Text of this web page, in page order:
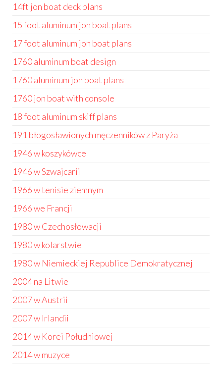
14ft jon boat deck plans
15 foot aluminum jon boat plans
17 foot aluminum jon boat plans
1760 aluminum boat design
1760 aluminum jon boat plans
1760 jon boat with console
18 foot aluminum skiff plans
191 błogosławionych męczenników z Paryża
1946 w koszykówce
1946 w Szwajcarii
1966 w tenisie ziemnym
1966 we Francji
1980 w Czechosłowacji
1980 w kolarstwie
1980 w Niemieckiej Republice Demokratycznej
2004 na Litwie
2007 w Austrii
2007 w Irlandii
2014 w Korei Południowej
2014 w muzyce